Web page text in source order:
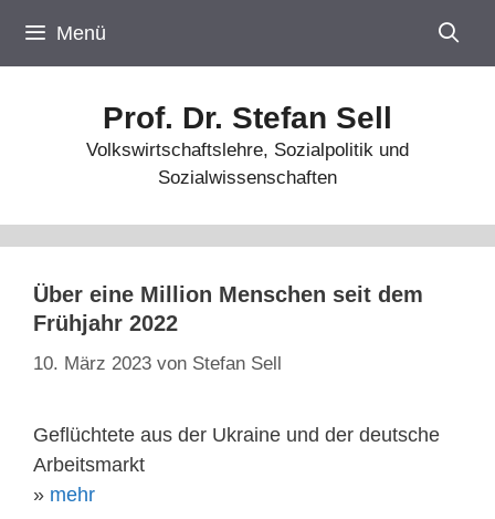
Inhalt
springen
Menü
Prof. Dr. Stefan Sell
Volkswirtschaftslehre, Sozialpolitik und
Sozialwissenschaften
Über eine Million Menschen seit dem
Frühjahr 2022
10. März 2023 von Stefan Sell
Geflüchtete aus der Ukraine und der deutsche
Arbeitsmarkt
» mehr